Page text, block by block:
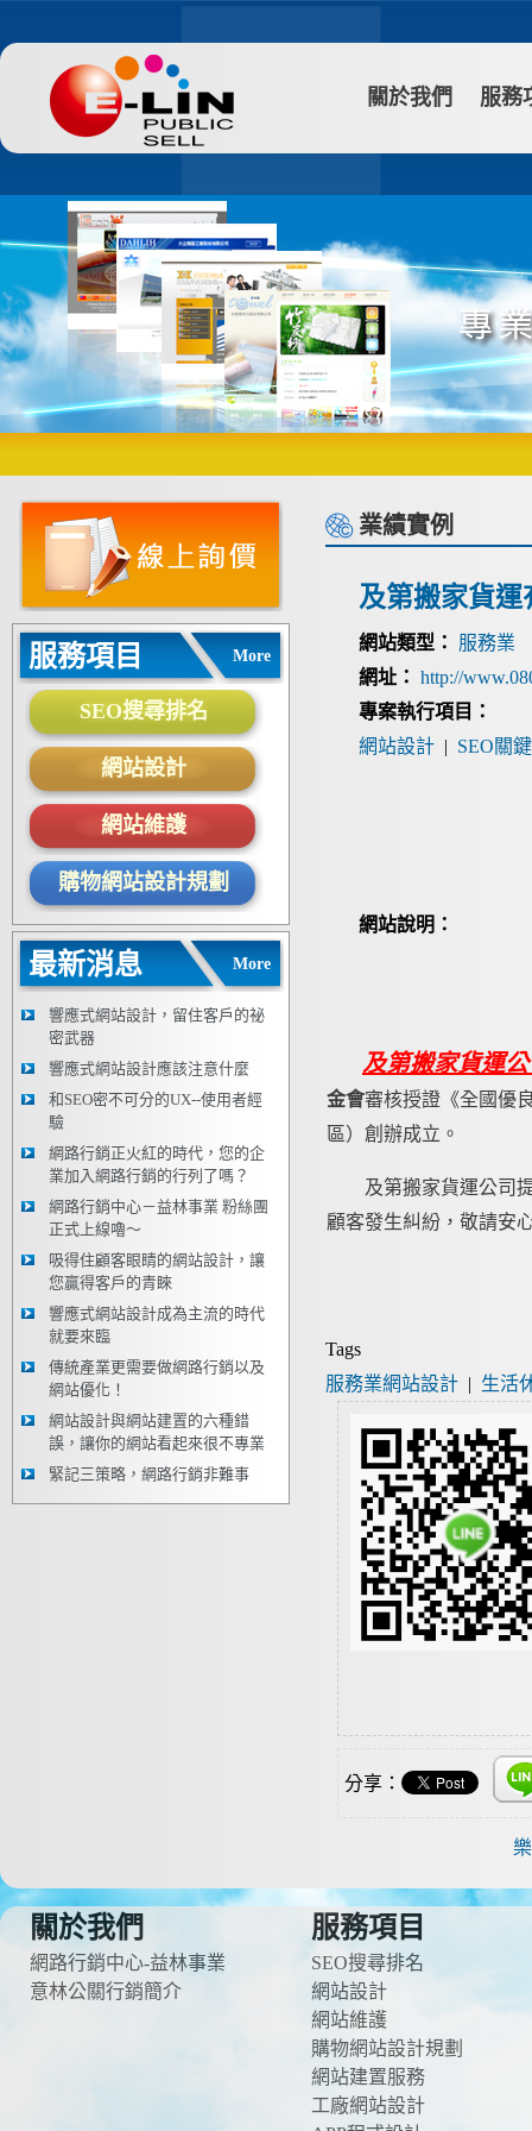
關於我們 服務
服務項目 More
SEO搜尋排名
網站設計
網站維護
購物網站設計規劃
最新消息 More
響應式網站設計，留住客戶的祕
密武器
響應式網站設計應該注意什麼
和SEO密不可分的UX--使用者經
驗
網路行銷正火紅的時代，您的企
業加入網路行銷的行列了嗎？
網路行銷中心－益林事業 粉絲團
正式上線嚕～
吸得住顧客眼睛的網站設計，讓
您贏得客戶的青睞
響應式網站設計成為主流的時代
就要來臨
傳統產業更需要做網路行銷以及
網站優化！
網站設計與網站建置的六種錯
誤，讓你的網站看起來很不專業
緊記三策略，網路行銷非難事
業績實例
及第搬家貨運
網站類型：
服務業
網址： http://
專案執行項目：
網站設計 | SEO關
網站說明：
及第搬家貨運
金會審核授證《全國優
區）創辦成立。
及第搬家貨運公司提
顧客發生糾紛，敬請安
Tags
服務業網站設計 | 生活
分享：
關於我們
網路行銷中心-益林事業
意林公關行銷簡介
服務項目
SEO搜尋排名
網站設計
網站維護
購物網站設計規劃
網站建置服務
工廠網站設計